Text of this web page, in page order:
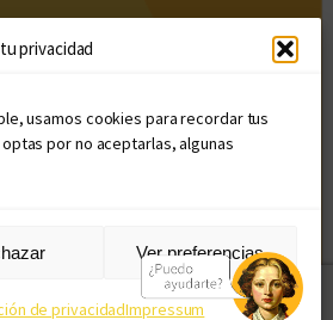
privacidad
usamos cookies para recordar tus
por no aceptarlas, algunas
Ver preferencias
de privacidadImpressum
Diseño web: Llama Creativa